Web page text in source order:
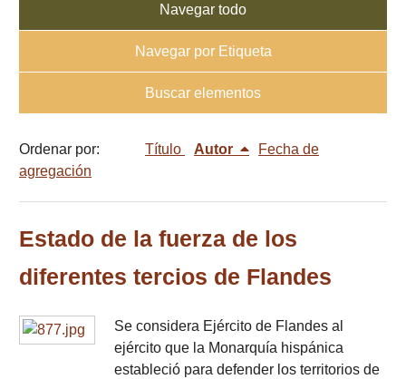
Navegar todo
Navegar por Etiqueta
Buscar elementos
Ordenar por: Título Autor
Fecha de
agregación
Estado de la fuerza de los
diferentes tercios de Flandes
Se considera Ejército de Flandes al
ejército que la Monarquía hispánica
estableció para defender los territorios de